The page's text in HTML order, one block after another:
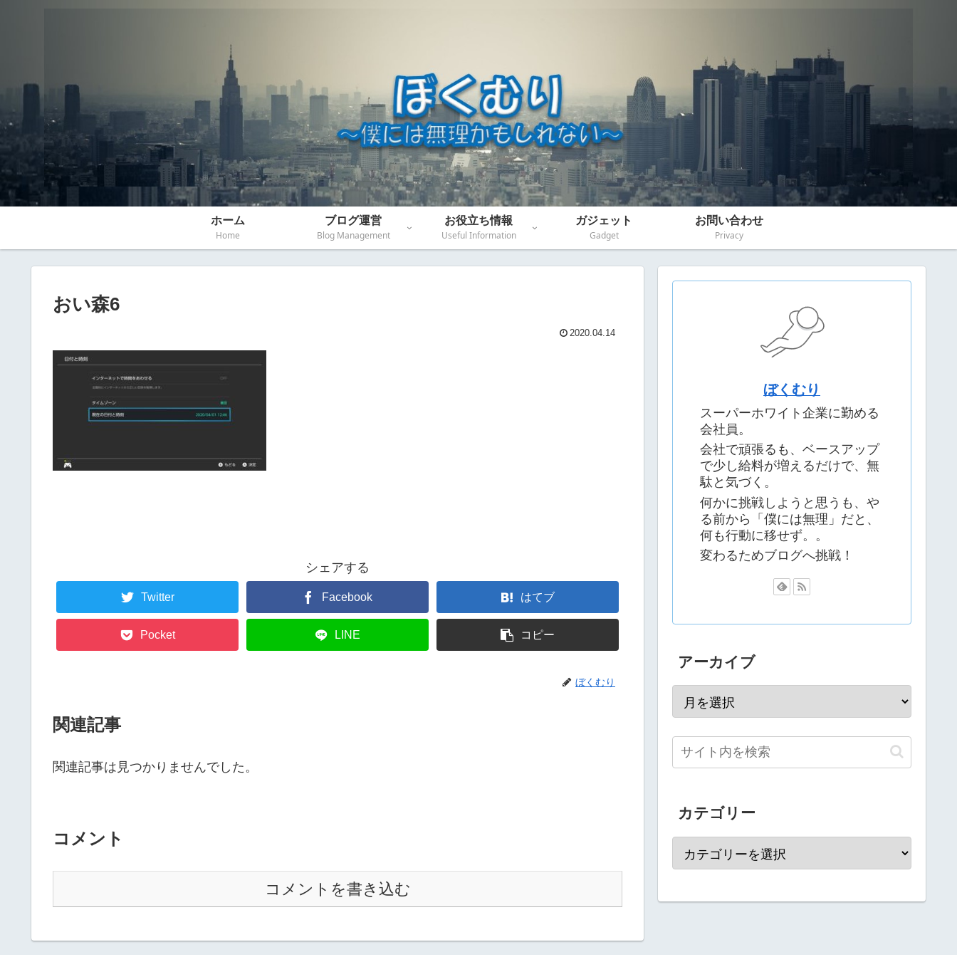
ホーム
Home
ブログ運営
Blog Management
お役立ち情報
Useful Information
ガジェット
Gadget
お問い合わせ
Privacy
おい森6
2020.04.14
シェアする
Twitter Facebook はてブ
Pocket LINE コピー
ぼくむり
関連記事
関連記事は見つかりませんでした。
コメント
コメントを書き込む
ぼくむり
スーパーホワイト企業に勤める
会社員。
会社で頑張るも、ベースアップ
で少し給料が増えるだけで、無
駄と気づく。
何かに挑戦しようと思うも、や
る前から「僕には無理」だと、
何も行動に移せず。。
変わるためブログへ挑戦！
アーカイブ
カテゴリー